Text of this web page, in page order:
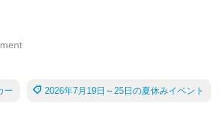
ー 2026年7月19日～25日の夏休みイベント